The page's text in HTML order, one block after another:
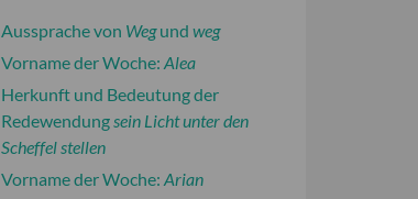
Aussprache von Wegund weg
Vorname der Woche: Alea
Herkunft und Bedeutung der
Redewendungsein Licht unter den
Scheffel stellen
Vorname der Woche: Arian